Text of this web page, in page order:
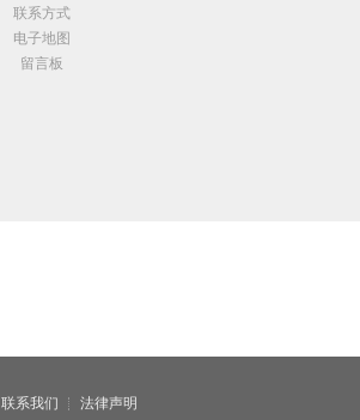
联系方式
电子地图
留言板
联系我们 法律声明